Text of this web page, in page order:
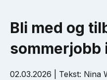
Bli med og
sommerjobb
02.03.2026 | Tekst: Nina